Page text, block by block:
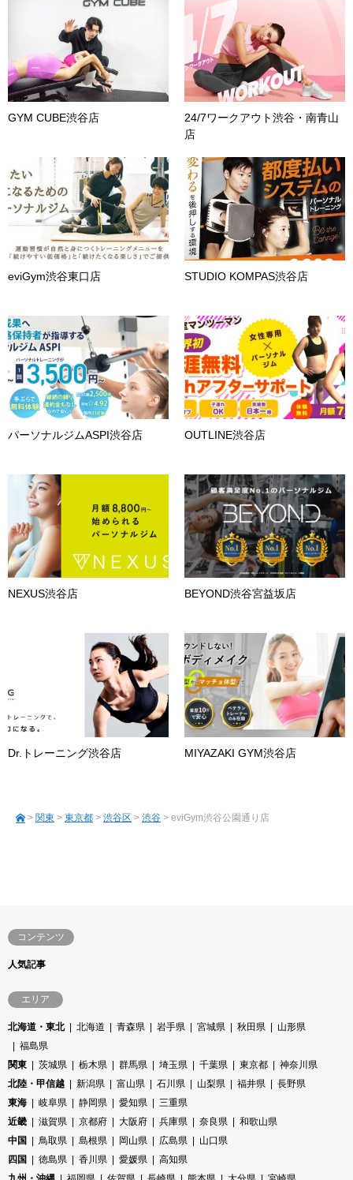
GYM CUBE渋谷店
24/7ワークアウト渋谷・南青山
店
eviGym渋谷東口店 STUDIO KOMPAS渋谷店
パーソナルジムASPI渋谷店 OUTLINE渋谷店
NEXUS渋谷店 BEYOND渋谷宮益坂店
Dr.トレーニング渋谷店 MIYAZAKI GYM渋谷店
> 関東 > 東京都 > 渋谷区 > 渋谷 > eviGym渋谷公園通り店
コンテンツ
人気記事
エリア
北海道・東北 北海道 青森県 岩手県 宮城県 秋田県
山形県
福島県
関東
茨城県 栃木県 群馬県 埼玉県 千葉県 東京都
神奈川県
北陸・甲信越
新潟県 富山県 石川県 山梨県 福井県
長野県
東海
岐阜県 静岡県 愛知県
三重県
近畿
滋賀県 京都府 大阪府 兵庫県 奈良県
和歌山県
中国
鳥取県 島根県 岡山県 広島県
山口県
四国
徳島県 香川県 愛媛県
高知県